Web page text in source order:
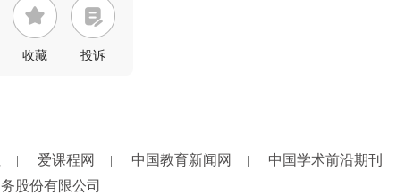
收藏 投诉
爱课程网 中国教育新闻网 中国学术前沿期刊
股份有限公司